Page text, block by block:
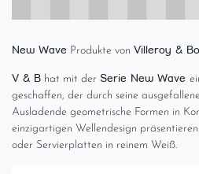
New Wave Produkte von Villeroy &
V & B hat mit der Serie New Wave
geschaffen, der durch seine
Ausladende geometrische Formen in
einzigartigen Wellendesign präsentieren
oder Servierplatten in reinem Weiß.